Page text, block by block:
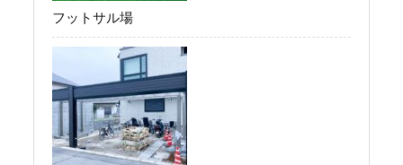
フットサル場